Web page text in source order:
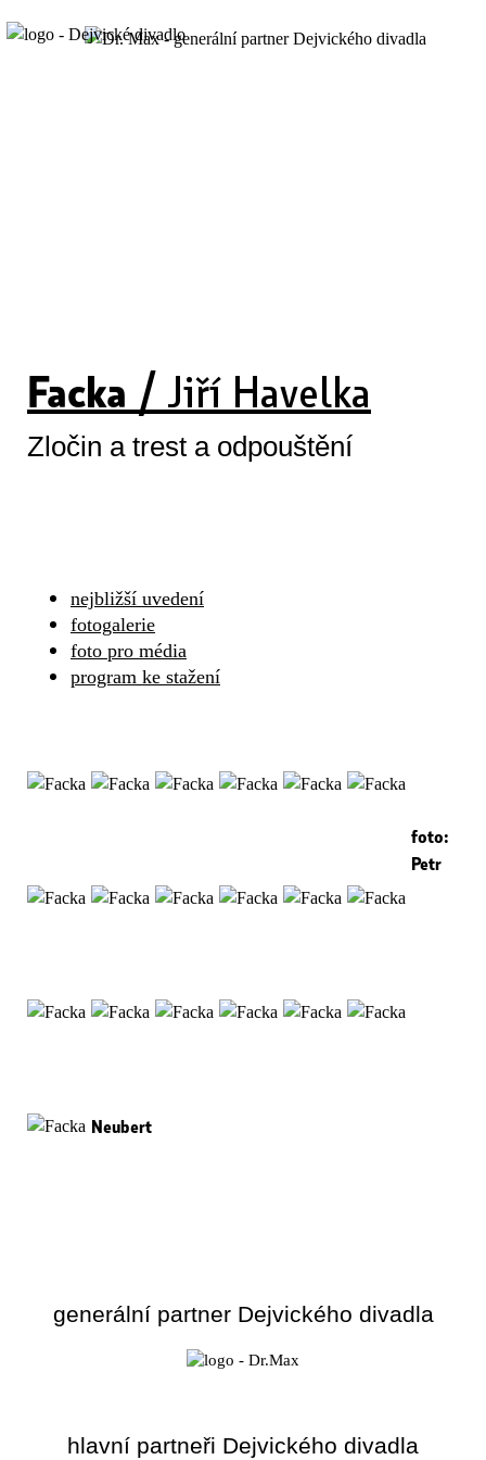
Facka / Jiří Havelka
Zločin a trest a odpouštění
nejbližší uvedení
fotogalerie
foto pro média
program ke stažení
foto:
Petr
Neubert
generální partner Dejvického divadla
hlavní partneři Dejvického divadla